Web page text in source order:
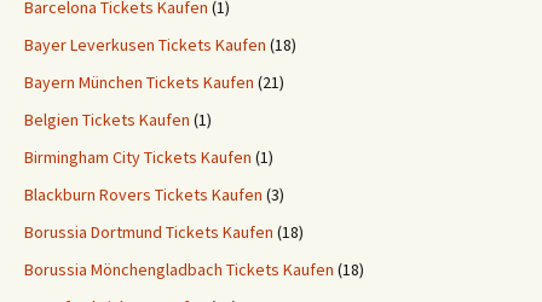
Barcelona Tickets Kaufen (1)
Bayer Leverkusen Tickets Kaufen (18)
Bayern München Tickets Kaufen (21)
Belgien Tickets Kaufen (1)
Birmingham City Tickets Kaufen (1)
Blackburn Rovers Tickets Kaufen (3)
Borussia Dortmund Tickets Kaufen (18)
Borussia Mönchengladbach Tickets Kaufen (18)